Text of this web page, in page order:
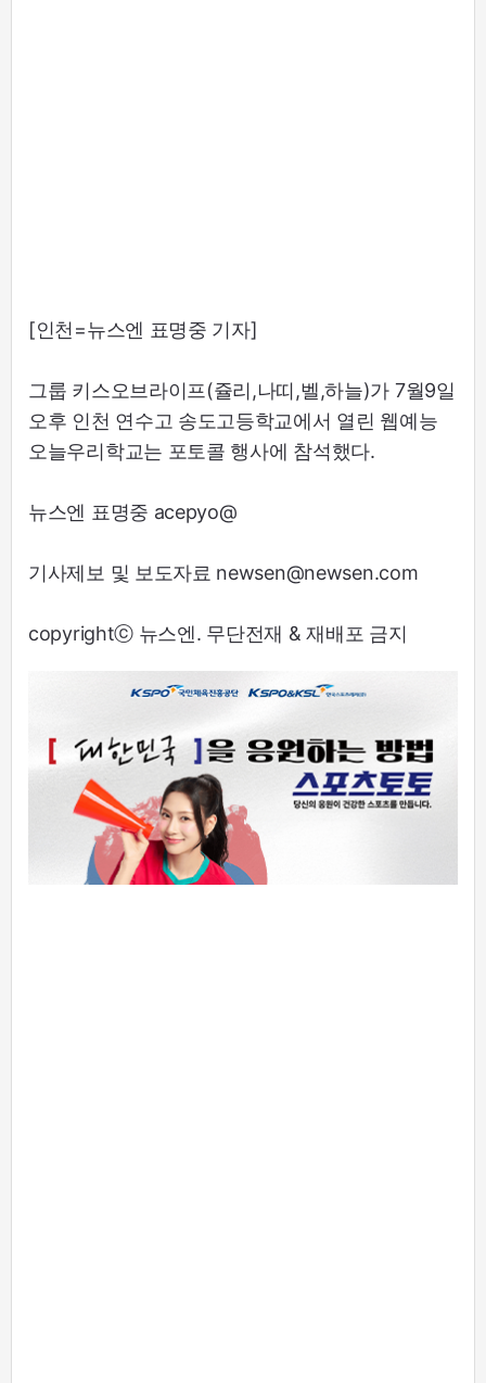
[인천=뉴스엔 표명중 기자]
그룹 키스오브라이프(쥴리,나띠,벨,하늘)가 7월9일
오후 인천 연수고 송도고등학교에서 열린 웹예능
오늘우리학교는 포토콜 행사에 참석했다.
뉴스엔 표명중 acepyo@
기사제보 및 보도자료 newsen@newsen.com
copyrightⓒ 뉴스엔. 무단전재 & 재배포 금지